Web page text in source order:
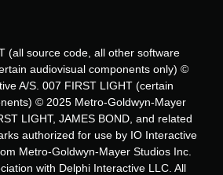
(all source code, all other software
audiovisual components only) ©
A/S. 007 FIRST LIGHT (certain
© 2025 Metro-Goldwyn-Mayer
LIGHT, JAMES BOND, and related
authorized for use by IO Interactive
Metro-Goldwyn-Mayer Studios Inc.
with Delphi Interactive LLC. All